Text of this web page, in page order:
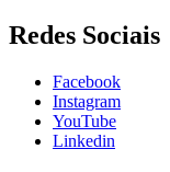
Redes Sociais
Facebook
Instagram
YouTube
Linkedin